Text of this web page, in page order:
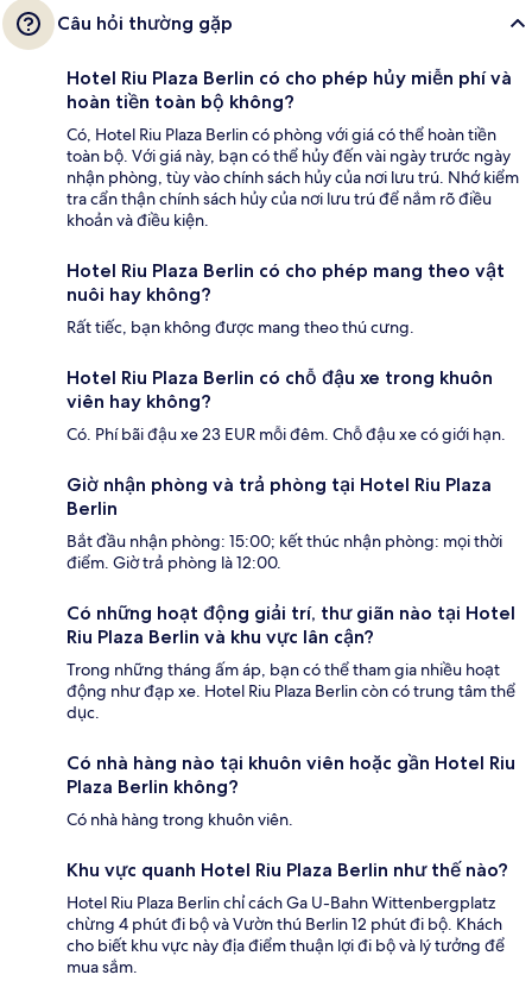
Câu hỏi thường gặp
Hotel Riu Plaza Berlin có cho phép hủy miễn phí và
hoàn tiền toàn bộ không?
Có, Hotel Riu Plaza Berlin có phòng với giá có thể hoàn tiền
toàn bộ. Với giá này, bạn có thể hủy đến vài ngày trước ngày
nhận phòng, tùy vào chính sách hủy của nơi lưu trú. Nhớ kiểm
tra cẩn thận chính sách hủy của nơi lưu trú để nắm rõ điều
khoản và điều kiện.
Hotel Riu Plaza Berlin có cho phép mang theo vật
nuôi hay không?
Rất tiếc, bạn không được mang theo thú cưng.
Hotel Riu Plaza Berlin có chỗ đậu xe trong khuôn
viên hay không?
Có. Phí bãi đậu xe 23 EUR mỗi đêm. Chỗ đậu xe có giới hạn.
Giờ nhận phòng và trả phòng tại Hotel Riu Plaza
Berlin
Bắt đầu nhận phòng: 15:00; kết thúc nhận phòng: mọi thời
điểm. Giờ trả phòng là 12:00.
Có những hoạt động giải trí, thư giãn nào tại Hotel
Riu Plaza Berlin và khu vực lân cận?
Trong những tháng ấm áp, bạn có thể tham gia nhiều hoạt
động như đạp xe. Hotel Riu Plaza Berlin còn có trung tâm thể
dục.
Có nhà hàng nào tại khuôn viên hoặc gần Hotel Riu
Plaza Berlin không?
Có nhà hàng trong khuôn viên.
Khu vực quanh Hotel Riu Plaza Berlin như thế nào?
Hotel Riu Plaza Berlin chỉ cách Ga U-Bahn Wittenbergplatz
chừng 4 phút đi bộ và Vườn thú Berlin 12 phút đi bộ. Khách
cho biết khu vực này địa điểm thuận lợi đi bộ và lý tưởng để
mua sắm.